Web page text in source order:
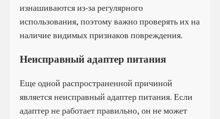
изнашиваются из-за регулярного
использования, поэтому важно проверять их на
наличие видимых признаков повреждения.
Неисправный адаптер питания
Еще одной распространенной причиной
является неисправный адаптер питания. Если
адаптер не работает правильно, он не может